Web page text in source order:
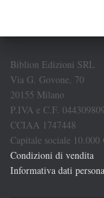
Biblion Edizioni SRL
Via G. Govone, 70
20155 Milano
P.IVA e C.F.
CCIAA 1747448
Capitale sociale 10.000
Condizioni di vendita
Informativa dati